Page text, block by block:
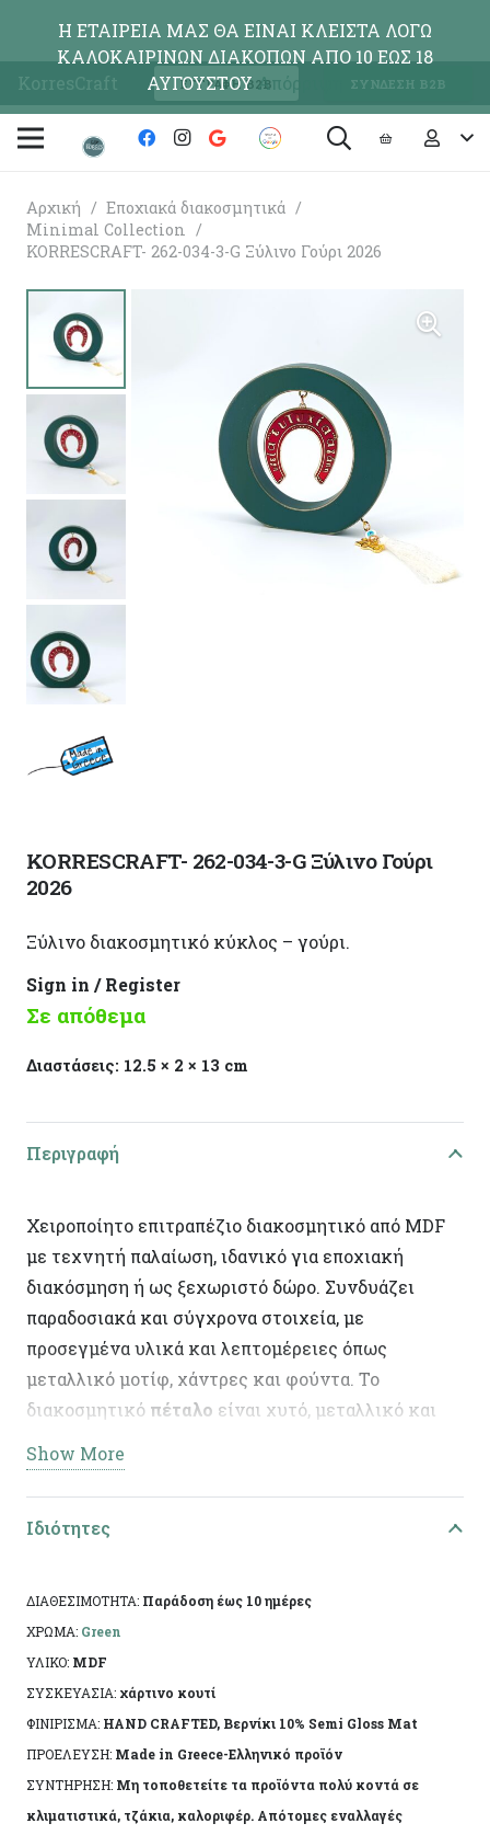
KorresCraft ΕΓΓΡΑΦΗ Β2Β ΣΥΝΔΕΣΗ Β2Β
Αρχική / Εποχιακά διακοσμητικά /
Minimal Collection /
KORRESCRAFT- 262-034-3-G Ξύλινo Γούρι 2026
KORRESCRAFT- 262-034-3-G Ξύλινo Γούρι
2026
Ξύλινο διακοσμητικό κύκλος – γούρι.
Sign in / Register
Σε απόθεμα
Διαστάσεις: 12.5 × 2 × 13 cm
Περιγραφή
Χειροποίητο επιτραπέζιο διακοσμητικό από MDF
με τεχνητή παλαίωση, ιδανικό για εποχιακή
διακόσμηση ή ως ξεχωριστό δώρο. Συνδυάζει
παραδοσιακά και σύγχρονα στοιχεία, με
προσεγμένα υλικά και λεπτομέρειες όπως
μεταλλικό μοτίφ, χάντρες και φούντα. Το
διακοσμητικό πέταλο είναι χυτό, μεταλλικό και
διακοσμημένο με σμάλτο, προσθέτοντας ιδιαίτερο
χαρακτήρα στη σύνθεση.
Τεχνικά Χαρακτηριστικά:
Τεχνική: Τεχνητή παλαίωση
Διαστάσεις: 12.5χ13χ2εκ
Ειδικά χαρακτηριστικά: Χειροποίητη κατασκευή,
άχρωμο προστατευτικό βερνίκι.
Το αντικείμενο ενδέχεται να φέρει ελάχιστες
αποκλίσεις ανά προϊόν λόγω της χειροποίητης
Show More
Ιδιότητες
ΔΙΑΘΕΣΙΜΟΤΗΤΑ: Παράδοση έως 10 ημέρες
ΧΡΩΜΑ: Green
ΥΛΙΚΟ: MDF
ΣΥΣΚΕΥΑΣΙΑ: χάρτινο κουτί
ΦΙΝΙΡΙΣΜΑ: HAND CRAFTED, Βερνίκι 10% Semi Gloss Mat
ΠΡΟΕΛΕΥΣΗ: Made in Greece-Ελληνικό προϊόν
ΣΥΝΤΗΡΗΣΗ: Μη τοποθετείτε τα προϊόντα πολύ κοντά σε
κλιματιστικά, τζάκια, καλοριφέρ. Απότομες εναλλαγές
Η ΕΤΑΙΡΕΙΑ ΜΑΣ ΘΑ ΕΙΝΑΙ ΚΛΕΙΣΤΑ ΛΟΓΩ
ΚΑΛΟΚΑΙΡΙΝΩΝ ΔΙΑΚΟΠΩΝ ΑΠΟ 10 ΕΩΣ 18
ΑΥΓΟΥΣΤΟΥΑπόρριψη